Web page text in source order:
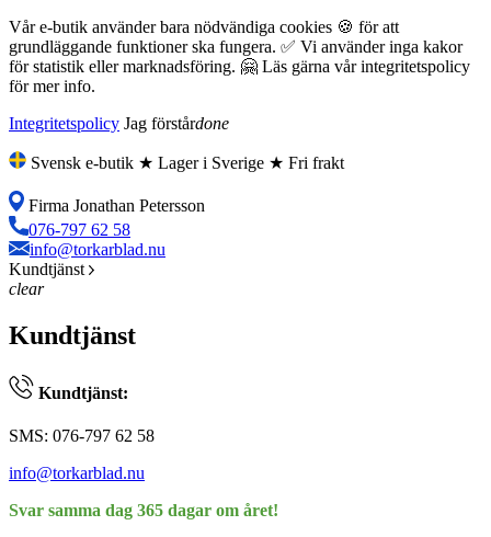
Vår e-butik använder bara nödvändiga cookies 🍪 för att
grundläggande funktioner ska fungera. ✅ Vi använder inga kakor
för statistik eller marknadsföring. 🤗 Läs gärna vår integritetspolicy
för mer info.
Integritetspolicy Jag förstårdone
Svensk e-butik ★ Lager i Sverige ★ Fri frakt
Firma Jonathan Petersson
076-797 62 58
info@torkarblad.nu
Kundtjänst
clear
Kundtjänst
Kundtjänst:
SMS: 076-797 62 58
info@torkarblad.nu
Svar samma dag 365 dagar om året!